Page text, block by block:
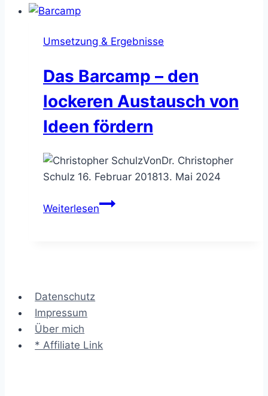
in
diskutieren
Umsetzung & Ergebnisse
Das Barcamp – den
lockeren Austausch von
Ideen fördern
VonDr. Christopher
Schulz 16. Februar 201813. Mai 2024
WeiterlesenDas
Datenschutz
Impressum
Über mich
* Affiliate Link